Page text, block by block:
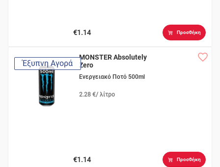
€1.14 Προσθήκη
Έξυπνη Αγορά
MONSTER Absolutely
Zero
Ενεργειακό Ποτό 500ml
2.28 €/ λίτρο
€1.14 Προσθήκη